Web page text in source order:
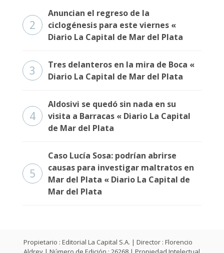
2
Anuncian el regreso de la
ciclogénesis para este viernes «
Diario La Capital de Mar del Plata
3
Tres delanteros en la mira de Boca «
Diario La Capital de Mar del Plata
4
Aldosivi se quedó sin nada en su
visita a Barracas « Diario La Capital
de Mar del Plata
5
Caso Lucía Sosa: podrían abrirse
causas para investigar maltratos en
Mar del Plata « Diario La Capital de
Mar del Plata
Propietario : Editorial La Capital S.A. | Director : Florencio